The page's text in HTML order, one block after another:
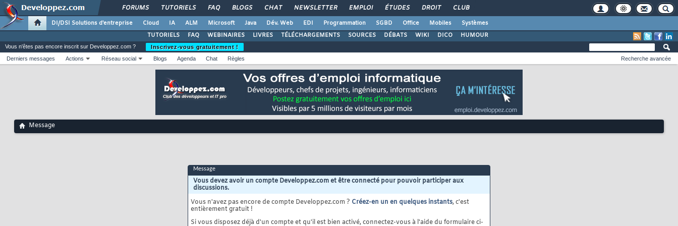
FORUMS TUTORIELS FAQ BLOGS CHAT NEWSLETTER EMPLOI ÉTUDES DROIT CLUB
DI/DSI Solutions d'entreprise Cloud IA ALM Microsoft Java Dév. Web EDI Programmation SGBD Office Mobiles
Systèmes
TUTORIELS
FAQ WEBINAIRES LIVRES TÉLÉCHARGEMENTS SOURCES DÉBATS WIKI DICO HUMOUR
Vous n'êtes pas encore inscrit sur Developpez.com ?
Inscrivez-vous gratuitement !
Derniers messages
Actions Réseau social Blogs Agenda Chat Règles Recherche avancée
Message
Message
Vous devez avoir un compte Developpez.com et être connecté pour pouvoir participer aux
discussions.
Vous n'avez pas encore de compte Developpez.com ? Créez-en un en quelques instants, c'est
entièrement gratuit !
Si vous disposez déjà d'un compte et qu'il est bien activé, connectez-vous à l'aide du formulaire ci-